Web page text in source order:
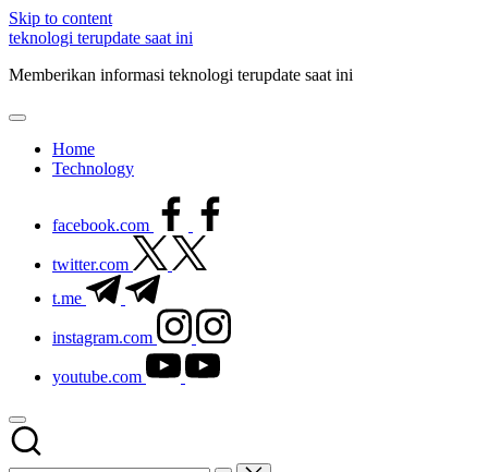
Skip to content
teknologi terupdate saat ini
Memberikan informasi teknologi terupdate saat ini
Home
Technology
facebook.com
twitter.com
t.me
instagram.com
youtube.com